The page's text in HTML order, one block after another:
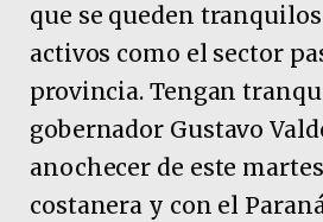
que se queden
activos como el sector
provincia. Tengan
gobernador Gustavo
anochecer de este
costanera y con el